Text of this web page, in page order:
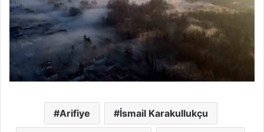
Arifiye İsmail Karakullukçu